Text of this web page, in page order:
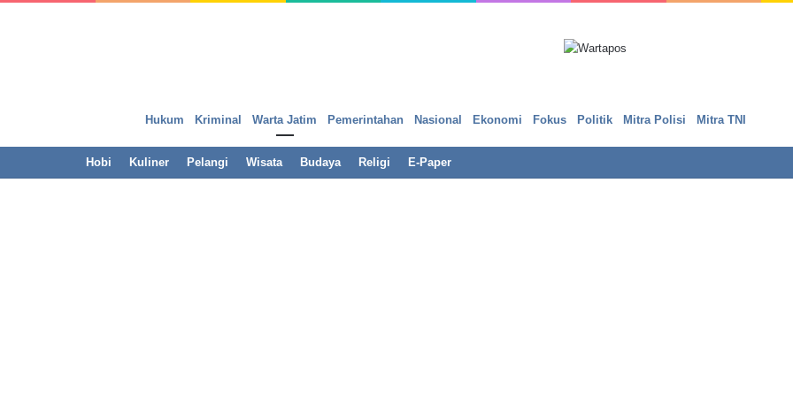
Hukum Kriminal Warta Jatim Pemerintahan Nasional Ekonomi Fokus Politik Mitra Polisi Mitra TNI
Hobi Kuliner Pelangi Wisata Budaya Religi E-Paper